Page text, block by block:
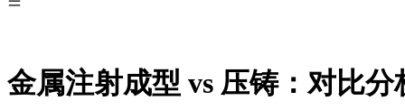
金属注射成型 vs 压铸：对比分